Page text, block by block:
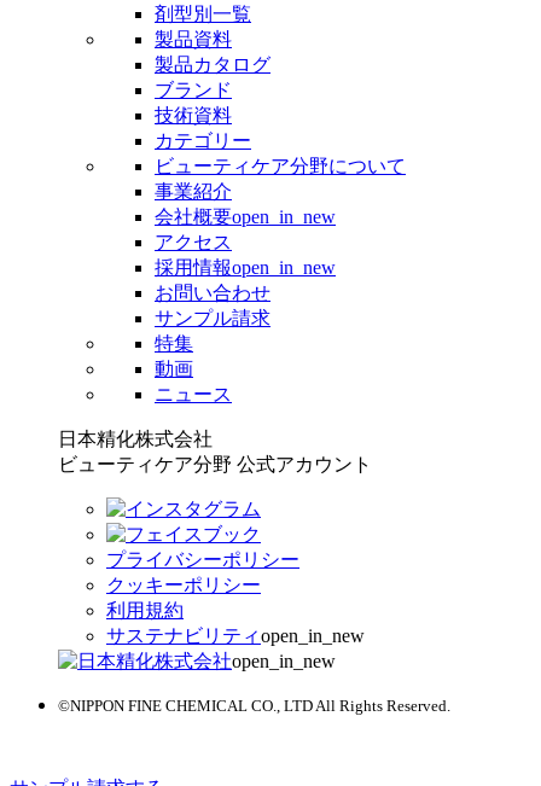
剤型別一覧
製品資料
製品カタログ
ブランド
技術資料
カテゴリー
ビューティケア分野について
事業紹介
会社概要open_in_new
アクセス
採用情報open_in_new
お問い合わせ
サンプル請求
特集
動画
ニュース
日本精化株式会社
ビューティケア分野 公式アカウント
プライバシーポリシー
クッキーポリシー
利用規約
サステナビリティopen_in_new
open_in_new
©NIPPON FINE CHEMICAL CO., LTD All Rights Reserved.